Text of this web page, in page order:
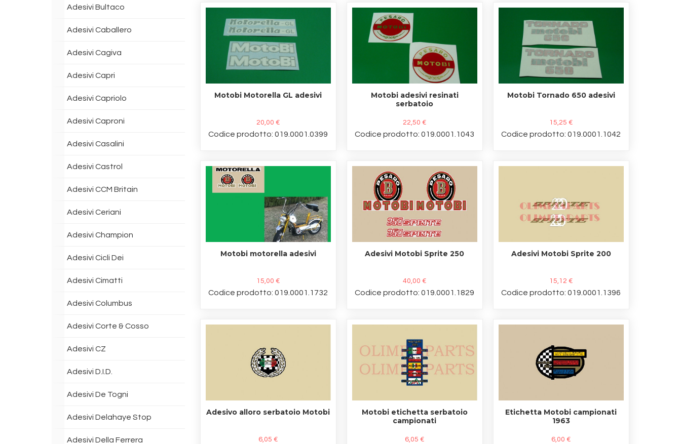
Motobi Motorella GL adesivi
20,00 €
Codice prodotto: 019.0001.0399
Motobi adesivi resinati
serbatoio
22,50 €
Codice prodotto: 019.0001.1043
Motobi Tornado 650 adesivi
15,25 €
Codice prodotto: 019.0001.1042
Motobi motorella adesivi
15,00 €
Codice prodotto: 019.0001.1732
Adesivi Motobi Sprite 250
40,00 €
Codice prodotto: 019.0001.1829
Adesivi Motobi Sprite 200
15,12 €
Codice prodotto: 019.0001.1396
Adesivo alloro serbatoio Motobi
6,05 €
Motobi etichetta serbatoio
campionati
6,05 €
Etichetta Motobi campionati
1963
6,00 €
Adesivi Bultaco
Adesivi Caballero
Adesivi Cagiva
Adesivi Capri
Adesivi Capriolo
Adesivi Caproni
Adesivi Casalini
Adesivi Castrol
Adesivi CCM Britain
Adesivi Ceriani
Adesivi Champion
Adesivi Cicli Dei
Adesivi Cimatti
Adesivi Columbus
Adesivi Corte & Cosso
Adesivi CZ
Adesivi D.I.D.
Adesivi De Togni
Adesivi Delahaye Stop
Adesivi Della Ferrera